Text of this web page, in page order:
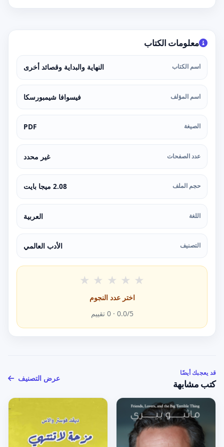
معلومات الكتاب
اسم الكتاب النهاية والبداية وقصائد أخرى
اسم المؤلف فيسوافا شيمبورسكا
الصيغة PDF
عدد الصفحات غير محدد
حجم الملف 2.08 ميجا بايت
اللغة العربية
التصنيف الأدب العالمي
★ ★ ★ ★ ★
اختر عدد النجوم
0.0/5 ·
0 تقييم
قد يعجبك أيضًا
كتب مشابهة
عرض التصنيف